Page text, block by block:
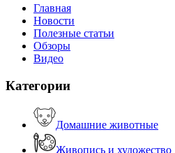
Главная
Новости
Полезные статьи
Обзоры
Видео
Категории
Домашние животные
Живопись и художество